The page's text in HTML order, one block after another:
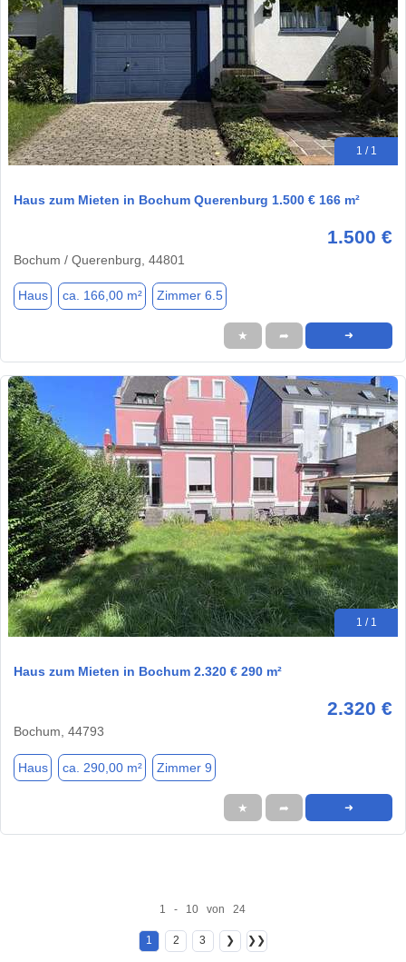
1 / 1
Haus zum Mieten in Bochum Querenburg 1.500 € 166 m²
1.500 €
Bochum / Querenburg, 44801
Haus ca. 166,00 m² Zimmer 6.5
★ ➦ ➜
1 / 1
Haus zum Mieten in Bochum 2.320 € 290 m²
2.320 €
Bochum, 44793
Haus ca. 290,00 m² Zimmer 9
★ ➦ ➜
1 - 10 von 24
1 2 3 ❯ ❯❯